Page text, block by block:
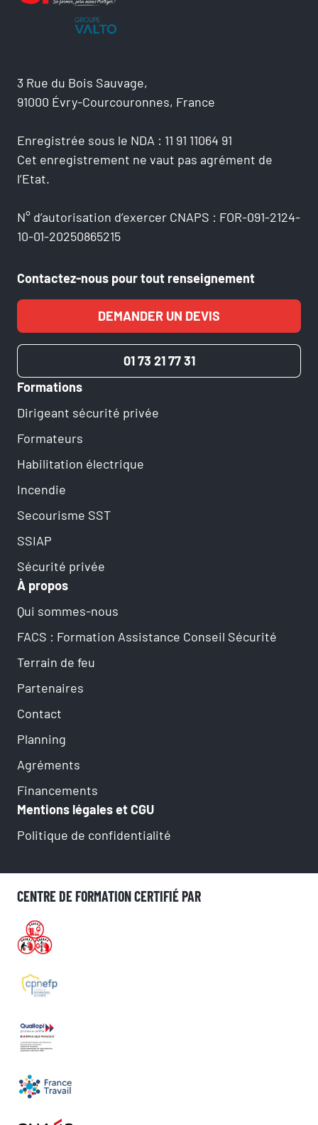
3 Rue du Bois Sauvage,
91000 Évry-Courcouronnes, France
Enregistrée sous le NDA : 11 91 11064 91
Cet enregistrement ne vaut pas agrément de
l’Etat.
N° d’autorisation d’exercer CNAPS : FOR-091-2124-
10-01-20250865215
Contactez-nous pour tout renseignement
DEMANDER UN DEVIS
01 73 21 77 31
Formations
Dirigeant sécurité privée
Formateurs
Habilitation électrique
Incendie
Secourisme SST
SSIAP
Sécurité privée
À propos
Qui sommes-nous
FACS : Formation Assistance Conseil Sécurité
Terrain de feu
Partenaires
Contact
Planning
Agréments
Financements
Mentions légales et CGU
Politique de confidentialité
CENTRE DE FORMATION CERTIFIÉ PAR